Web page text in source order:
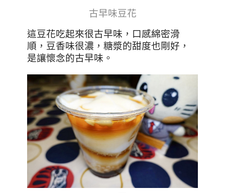
古早味豆花
這豆花吃起來很古早味，口感綿密滑
順，豆香味很濃，糖漿的甜度也剛好，
是讓懷念的古早味。